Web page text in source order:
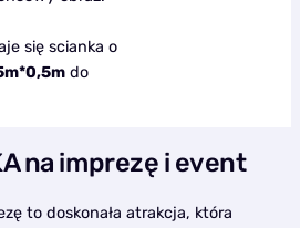
się scianka o
do
na imprezę i event
to doskonała atrakcja, która